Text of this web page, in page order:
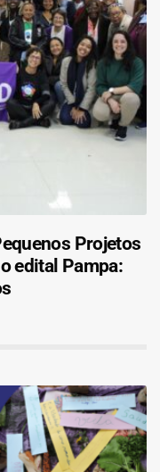
Projetos
edital Pampa: